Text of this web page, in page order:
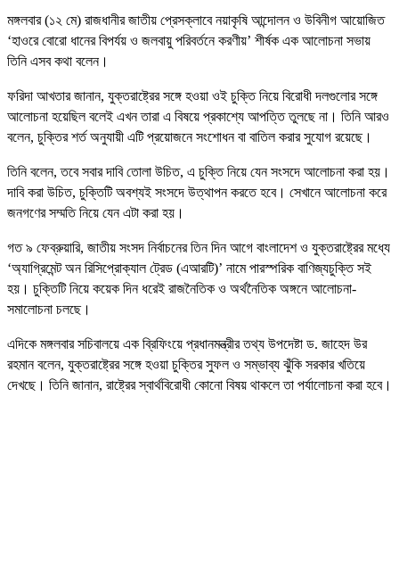
মঙ্গলবার (১২ মে) রাজধানীর জাতীয় প্রেসক্লাবে নয়াকৃষি আন্দোলন ও উবিনীগ আয়োজিত
‘হাওরে বোরো ধানের বিপর্যয় ও জলবায়ু পরিবর্তনে করণীয়’ শীর্ষক এক আলোচনা সভায়
তিনি এসব কথা বলেন।
ফরিদা আখতার জানান, যুক্তরাষ্ট্রের সঙ্গে হওয়া ওই চুক্তি নিয়ে বিরোধী দলগুলোর সঙ্গে
আলোচনা হয়েছিল বলেই এখন তারা এ বিষয়ে প্রকাশ্যে আপত্তি তুলছে না। তিনি আরও
বলেন, চুক্তির শর্ত অনুযায়ী এটি প্রয়োজনে সংশোধন বা বাতিল করার সুযোগ রয়েছে।
তিনি বলেন, তবে সবার দাবি তোলা উচিত, এ চুক্তি নিয়ে যেন সংসদে আলোচনা করা হয়।
দাবি করা উচিত, চুক্তিটি অবশ্যই সংসদে উত্থাপন করতে হবে। সেখানে আলোচনা করে
জনগণের সম্মতি নিয়ে যেন এটা করা হয়।
গত ৯ ফেব্রুয়ারি, জাতীয় সংসদ নির্বাচনের তিন দিন আগে বাংলাদেশ ও যুক্তরাষ্ট্রের মধ্যে
‘অ্যাগ্রিমেন্ট অন রিসিপ্রোক্যাল ট্রেড (এআরটি)’ নামে পারস্পরিক বাণিজ্যচুক্তি সই
হয়। চুক্তিটি নিয়ে কয়েক দিন ধরেই রাজনৈতিক ও অর্থনৈতিক অঙ্গনে আলোচনা-
সমালোচনা চলছে।
এদিকে মঙ্গলবার সচিবালয়ে এক ব্রিফিংয়ে প্রধানমন্ত্রীর তথ্য উপদেষ্টা ড. জাহেদ উর
রহমান বলেন, যুক্তরাষ্ট্রের সঙ্গে হওয়া চুক্তির সুফল ও সম্ভাব্য ঝুঁকি সরকার খতিয়ে
দেখছে। তিনি জানান, রাষ্ট্রের স্বার্থবিরোধী কোনো বিষয় থাকলে তা পর্যালোচনা করা হবে।